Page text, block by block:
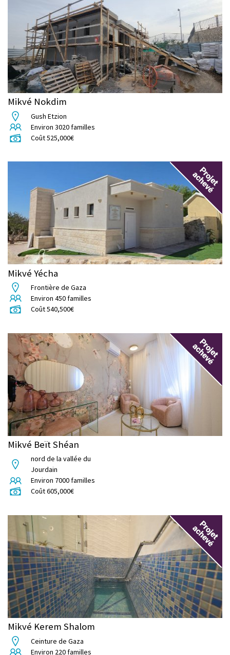
Mikvé Nokdim
Gush Etzion
Environ 3020familles
Coût525,000€
Mikvé Yécha
Frontière de Gaza
Environ 450familles
Coût540,500€
Mikvé Beït Shéan
nord de la vallée du
Jourdain
Environ 7000familles
Coût605,000€
Mikvé Kerem Shalom
Ceinture de Gaza
Environ 220familles